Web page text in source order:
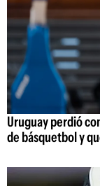
Uruguay perdió
de básquetbol y